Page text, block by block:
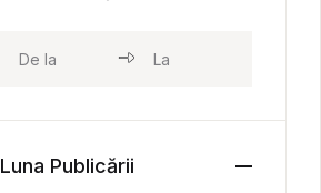
Luna Publicării